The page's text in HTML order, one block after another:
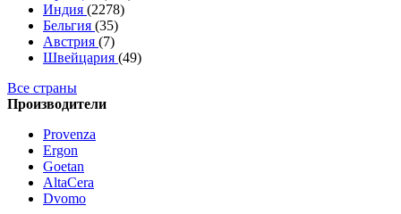
Индия (2278)
Бельгия (35)
Австрия (7)
Швейцария (49)
Все страны
Производители
Provenza
Ergon
Goetan
AltaСera
Dvomo